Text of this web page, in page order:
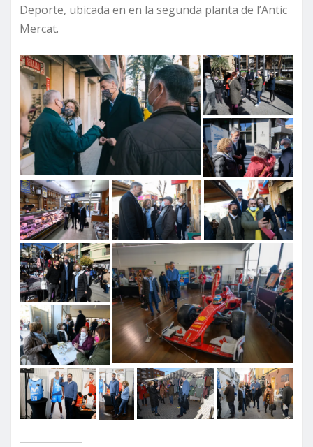
Deporte, ubicada en en la segunda planta de l’Antic
Mercat.